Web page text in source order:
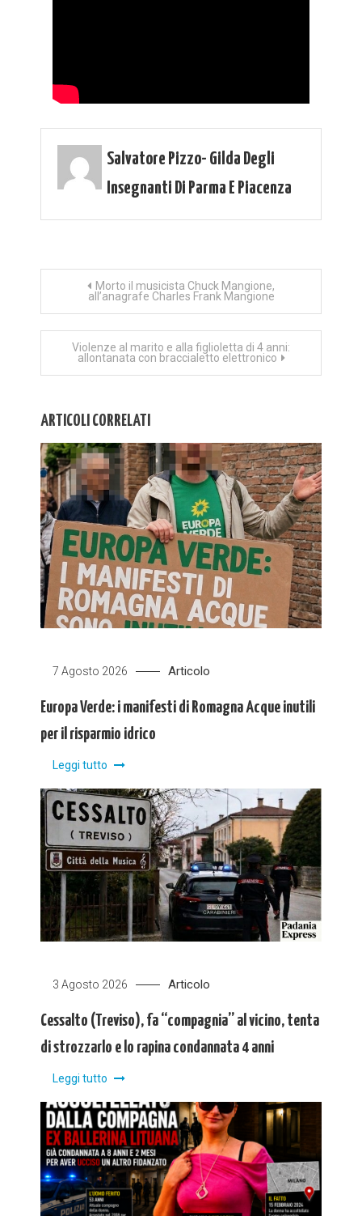
Salvatore Pizzo- Gilda Degli
Insegnanti Di Parma E Piacenza
NavigazioneMorto il musicista Chuck Mangione,
all’anagrafe Charles Frank Mangione
Violenze al marito e alla figlioletta di 4 anni:
allontanata con braccialetto elettronico
ARTICOLI CORRELATI
7 Agosto 2026 Articolo
Europa Verde: i manifesti di Romagna Acque inutili
per il risparmio idrico
Leggi tutto
3 Agosto 2026 Articolo
Cessalto (Treviso), fa “compagnia” al vicino, tenta
di strozzarlo e lo rapina condannata 4 anni
Leggi tutto